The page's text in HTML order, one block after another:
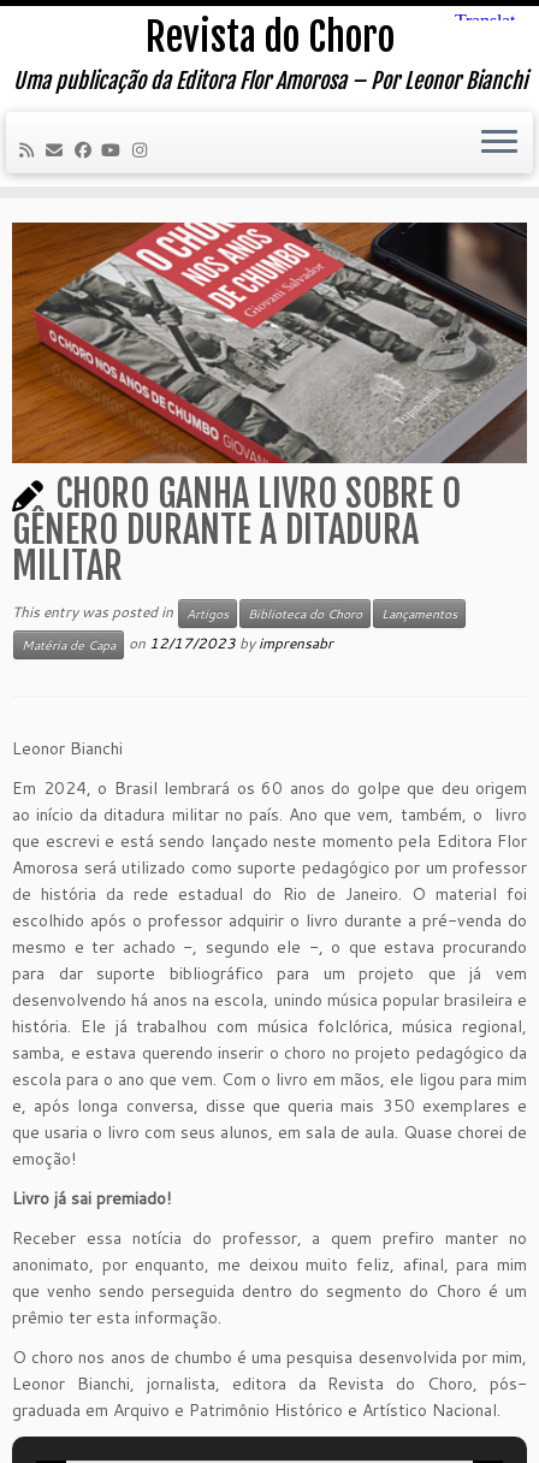
Skip
content
Revista do Choro
Uma publicação da Editora Flor Amorosa – Por Leonor Bianchi
CHORO GANHA LIVRO SOBRE O
GÊNERO DURANTE A DITADURA
MILITAR
This entry was posted in Artigos Biblioteca do Choro
Lançamentos
Matéria de Capa
on 12/17/2023 byimprensabr
Leonor Bianchi
Em 2024, o Brasil lembrará os 60 anos do golpe que deu origem
ao início da ditadura militar no país. Ano que vem, também, o livro
que escrevi e está sendo lançado neste momento pela Editora Flor
Amorosa será utilizado como suporte pedagógico por um professor
de história da rede estadual do Rio de Janeiro. O material foi
escolhido após o professor adquirir o livro durante a pré-venda do
mesmo e ter achado -, segundo ele -, o que estava procurando
para dar suporte bibliográfico para um projeto que já vem
desenvolvendo há anos na escola, unindo música popular brasileira e
história. Ele já trabalhou com música folclórica, música regional,
samba, e estava querendo inserir o choro no projeto pedagógico da
escola para o ano que vem. Com o livro em mãos, ele ligou para mim
e, após longa conversa, disse que queria mais 350 exemplares e
que usaria o livro com seus alunos, em sala de aula. Quase chorei de
emoção!
Livro já sai premiado!
Receber essa notícia do professor, a quem prefiro manter no
anonimato, por enquanto, me deixou muito feliz, afinal, para mim
que venho sendo perseguida dentro do segmento do Choro é um
prêmio ter esta informação.
O choro nos anos de chumbo é uma pesquisa desenvolvida por mim,
Leonor Bianchi, jornalista, editora da Revista do Choro, pós-
graduada em Arquivo e Patrimônio Histórico e Artístico Nacional.